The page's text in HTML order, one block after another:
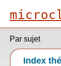
Par sujet
Index